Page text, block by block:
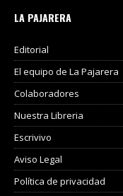
LA PAJARERA
Editorial
El equipo de La Pajarera
Colaboradores
Nuestra Libreria
Escrivivo
Aviso Legal
Política de privacidad